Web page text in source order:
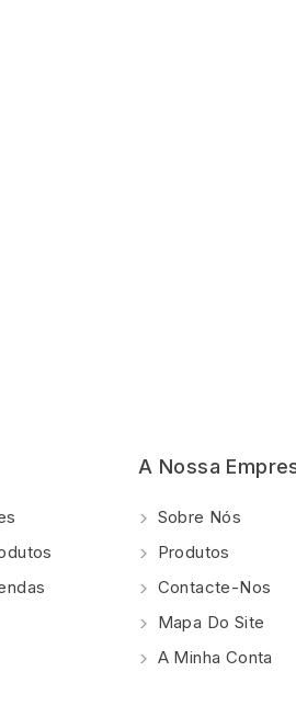
A Nossa
Sobre Nós
Produtos
Contacte-Nos
Mapa Do Site
A Minha Conta